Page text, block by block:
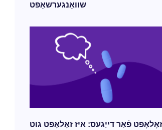
שוואַנגערשאַפט
זאָלאָפט פֿאַר דייַגעס: איז זאָלאָפט גוט